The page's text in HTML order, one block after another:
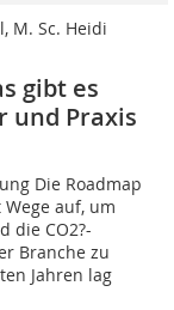
M. Sc. Heidi
gibt es
und Praxis
Die Roadmap
auf, um
die CO2?-
Branche zu
Jahren lag